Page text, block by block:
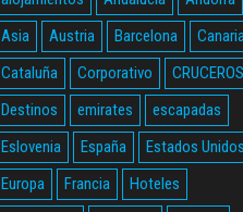
Asia
Austria Barcelona
Cataluña
Corporativo
CRUCEROS
Destinos
emirates
escapadas
Eslovenia
España
Estados Unidos
Europa
Francia
Hoteles